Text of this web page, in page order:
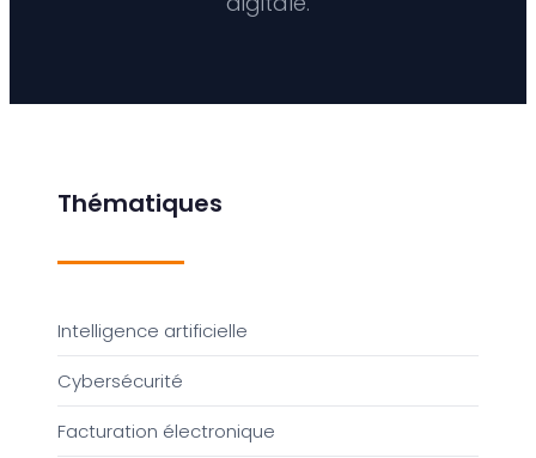
Thématiques
Intelligence artificielle
Cybersécurité
Facturation électronique